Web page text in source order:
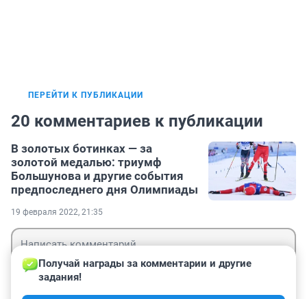
ПЕРЕЙТИ К ПУБЛИКАЦИИ
20 комментариев к публикации
В золотых ботинках — за
золотой медалью: триумф
Большунова и другие события
предпоследнего дня Олимпиады
19 февраля 2022, 21:35
Получай награды за комментарии и другие
задания!